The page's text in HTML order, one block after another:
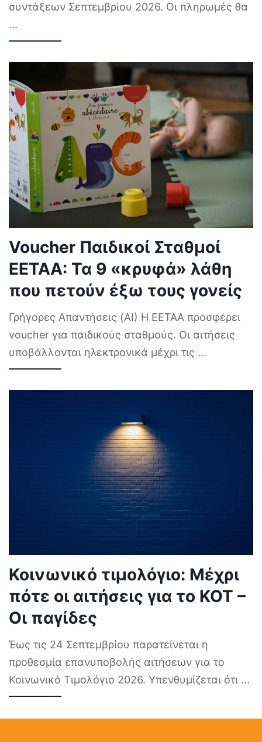
συντάξεων Σεπτεμβρίου 2026. Οι πληρωμές θα
...
Voucher Παιδικοί Σταθμοί
ΕΕΤΑΑ: Τα 9 «κρυφά» λάθη
που πετούν έξω τους γονείς
Γρήγορες Απαντήσεις (AI) Η ΕΕΤΑΑ προσφέρει
voucher για παιδικούς σταθμούς. Οι αιτήσεις
υποβάλλονται ηλεκτρονικά μέχρι τις ...
Κοινωνικό τιμολόγιο: Μέχρι
πότε οι αιτήσεις για το ΚΟΤ –
Οι παγίδες
Έως τις 24 Σεπτεμβρίου παρατείνεται η
προθεσμία επανυποβολής αιτήσεων για το
Κοινωνικό Τιμολόγιο 2026. Υπενθυμίζεται ότι ...